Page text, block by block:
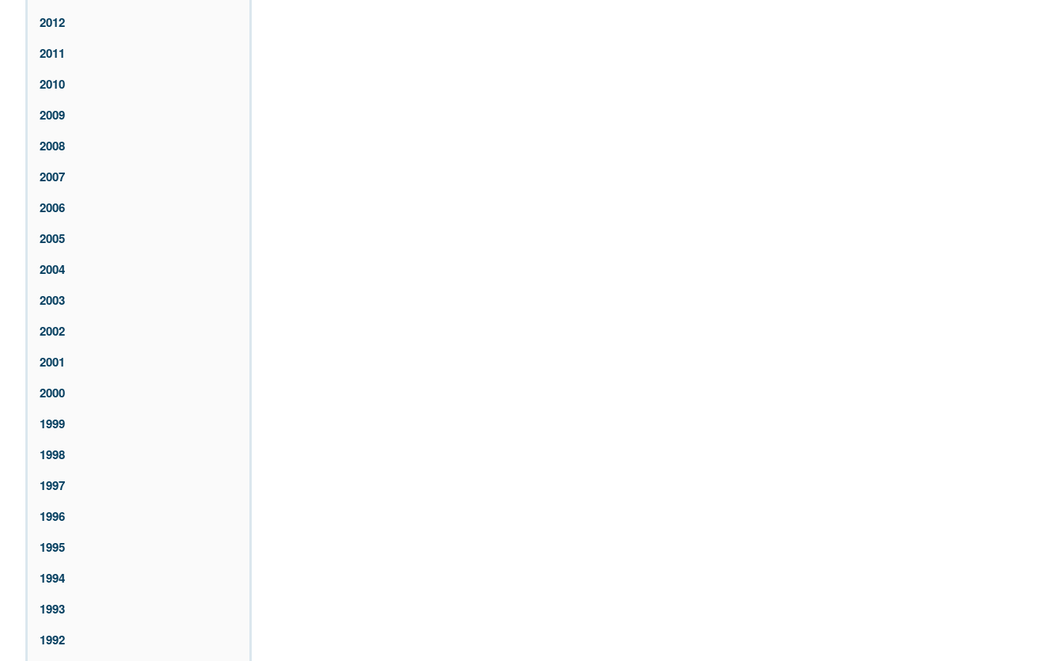
2012
2011
2010
2009
2008
2007
2006
2005
2004
2003
2002
2001
2000
1999
1998
1997
1996
1995
1994
1993
1992